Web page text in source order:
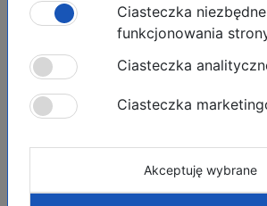
Wymiana walut:
Euro:269 000.00 EUR
Funt szterling:230
35 036
Frank szwajcarski:251
Korona norweska:2 960
Korona szwedzka:2 941
Ciasteczka
funkcjonowania
Ciasteczka
Ciasteczka
Akceptuję wybrane